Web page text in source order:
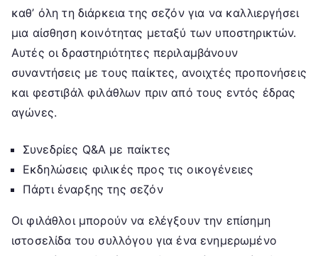
καθ’ όλη τη διάρκεια της σεζόν για να καλλιεργήσει
μια αίσθηση κοινότητας μεταξύ των υποστηρικτών.
Αυτές οι δραστηριότητες περιλαμβάνουν
συναντήσεις με τους παίκτες, ανοιχτές προπονήσεις
και φεστιβάλ φιλάθλων πριν από τους εντός έδρας
αγώνες.
Συνεδρίες Q&A με παίκτες
Εκδηλώσεις φιλικές προς τις οικογένειες
Πάρτι έναρξης της σεζόν
Οι φιλάθλοι μπορούν να ελέγξουν την επίσημη
ιστοσελίδα του συλλόγου για ένα ενημερωμένο